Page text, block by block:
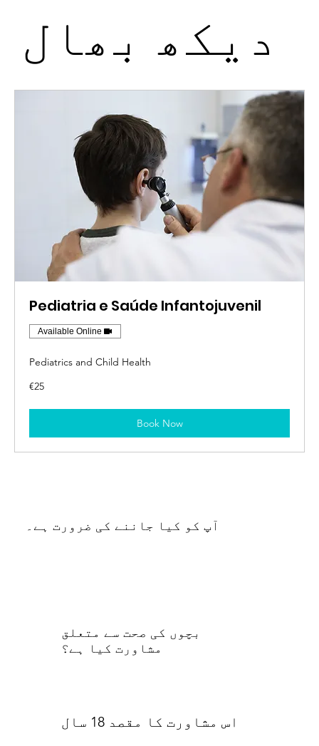
دیکھ بھال
Pediatria e Saúde Infantojuvenil
Available Online
Pediatrics and Child Health
€25
Book Now
آپ کو کیا جاننے کی ضرورت ہے۔
بچوں کی صحت سے متعلق
مشاورت کیا ہے؟
اس مشاورت کا مقصد 18 سال